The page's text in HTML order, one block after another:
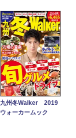
九州冬Walker 2019
ウォーカームック